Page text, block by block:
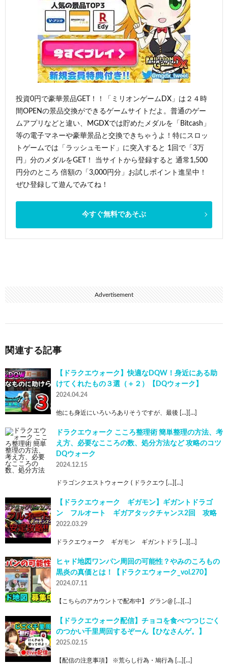
投資0円で豪華景品GET！！「ミリオンゲームDX」は２４時
間OPENの景品交換ができるゲームサイトだよ。普通のゲー
ムアプリなどと違い、MGDXでは貯めたメダルを「Bitcash」
等の電子マネーや豪華景品と交換できちゃうよ！特にスロッ
トゲームでは「ラッシュモード」に突入すると 1回で「3万
円」分のメダルをGET！ 当サイトから登録すると 通常1,500
円分のところ 倍額の「3,000円分」お試しポイント進呈中！
ぜひ登録して遊んでみてね！
今すぐ無料であそぶ
Advertisement
関連する記事
【ドラクエウォーク】快適なDQW！身近にある助
けてくれたもの３選（＋２）【DQウォーク】
2024.04.24
他にも身近にいろいろありそうですが、最後 […][…]
ドラクエウォーク こころ整理術 簡単整理の方法、考
え方、必要なこころの数、処分方法など 攻略のコツ
DQウォーク
2024.12.15
ドラゴンクエストウォーク ( ドラクエウ […][…]
【ドラクエウォーク ギガモン】ギガントドラゴ
ン フルオート ギガアタックチャンス2回 攻略
2022.03.29
ドラクエウォーク ギガモン ギガントドラ […][…]
ヒャド地図ワンパン周回の可能性？やみのころもの
黒炎の真価とは！【ドラクエウォーク_vol.270】
2024.07.11
【こちらのアカウントで配布中】 グラン@ […][…]
【ドラクエウォーク配信】チョコを食べつつじごく
のつかい千里周回するぞーん【ひなさんゲ。】
2025.02.15
【配信の注意事項】 ※荒らし行為・鳩行為 […][…]